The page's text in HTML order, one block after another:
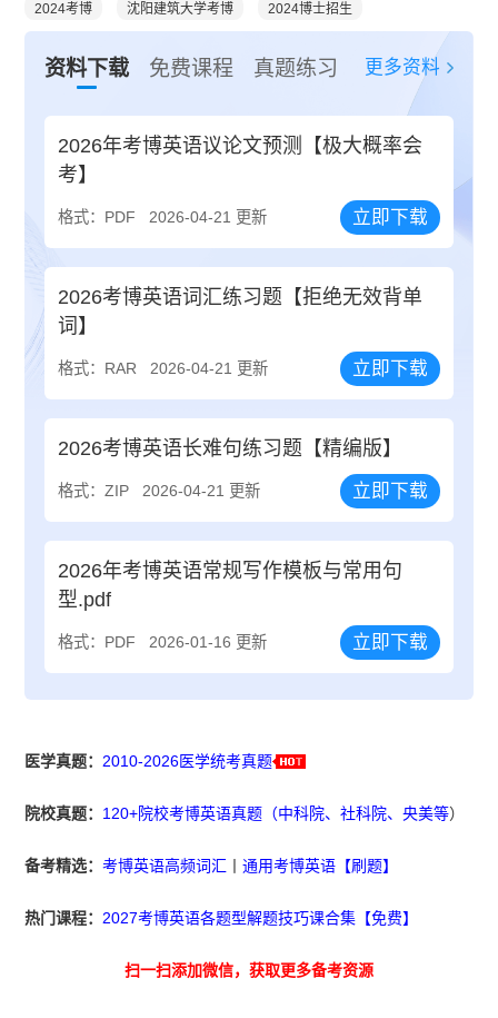
2024考博 沈阳建筑大学考博 2024博士招生
资料下载 免费课程 真题练习 更多资料
2026年考博英语议论文预测【极大概率会
考】
格式：PDF 2026-04-21 更新 立即下载
2026考博英语词汇练习题【拒绝无效背单
词】
格式：RAR 2026-04-21 更新 立即下载
2026考博英语长难句练习题【精编版】
格式：ZIP 2026-04-21 更新 立即下载
2026年考博英语常规写作模板与常用句
型.pdf
格式：PDF 2026-01-16 更新 立即下载
医学真题：2010-2026医学统考真题
院校真题： 120+院校考博英语真题（中科院、社科院、央美等）
备考精选：考博英语高频词汇 丨通用考博英语【刷题】
热门课程： 2027考博英语各题型解题技巧课合集【免费】
扫一扫添加微信，获取更多备考资源